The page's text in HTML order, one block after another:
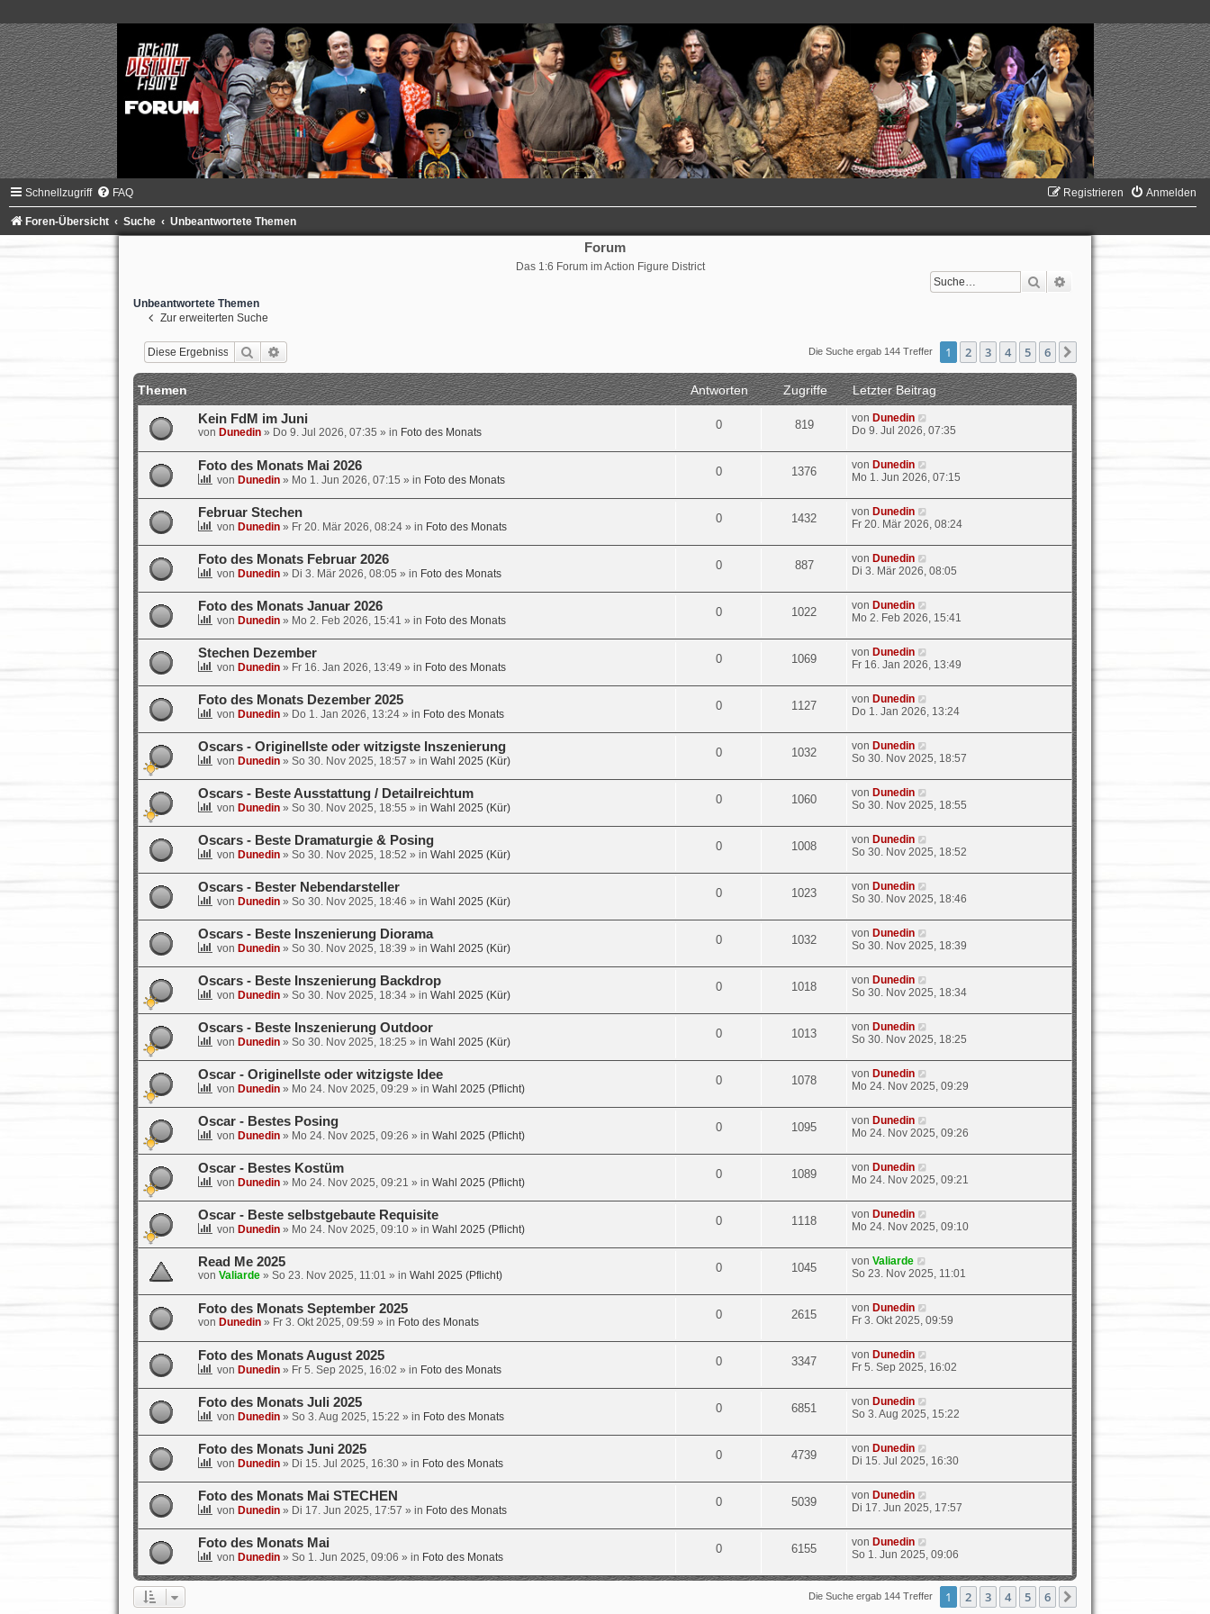
Schnellzugriff FAQ Anmelden
Registrieren
Foren-Übersicht Suche Unbeantwortete Themen
Forum
Das 1:6 Forum im Action Figure District
Suche
Unbeantwortete Themen
Zur erweiterten Suche
Suche Die Suche ergab 144 Treffer 1 2 3 4 5 6
Themen Antworten Zugriffe
Letzter Beitrag
Kein FdM im Juni
von Dunedin» Do 9. Jul 2026, 07:35 » in Foto des Monats
0 819 von Dunedin
Do 9. Jul 2026, 07:35
Foto des Monats Mai 2026
von Dunedin» Mo 1. Jun 2026, 07:15 » in Foto des Monats
0 1376 von Dunedin
Mo 1. Jun 2026, 07:15
Februar Stechen
von Dunedin» Fr 20. Mär 2026, 08:24» in Foto des Monats
0 1432 von Dunedin
Fr 20. Mär 2026, 08:24
Foto des Monats Februar 2026
von Dunedin» Di 3. Mär 2026, 08:05 » in Foto des Monats
0 887 von Dunedin
Di 3. Mär 2026, 08:05
Foto des Monats Januar 2026
von Dunedin» Mo 2. Feb 2026, 15:41 » in Foto des Monats
0 1022 von Dunedin
Mo 2. Feb 2026, 15:41
Stechen Dezember
von Dunedin» Fr 16. Jan 2026, 13:49 » in Foto des Monats
0 1069 von Dunedin
Fr 16. Jan 2026, 13:49
Foto des Monats Dezember 2025
von Dunedin» Do 1. Jan 2026, 13:24» in Foto des Monats
0 1127 von Dunedin
Do 1. Jan 2026, 13:24
Oscars - Originellste oder witzigste Inszenierung
von Dunedin» So 30. Nov 2025, 18:57 » in Wahl 2025 (Kür)
0 1032 von Dunedin
So 30. Nov 2025, 18:57
Oscars - Beste Ausstattung / Detailreichtum
von Dunedin» So 30. Nov 2025, 18:55 » in Wahl 2025 (Kür)
0 1060 von Dunedin
So 30. Nov 2025, 18:55
Oscars - Beste Dramaturgie & Posing
von Dunedin» So 30. Nov 2025, 18:52 » in Wahl 2025 (Kür)
0 1008 von Dunedin
So 30. Nov 2025, 18:52
Oscars - Bester Nebendarsteller
von Dunedin» So 30. Nov 2025, 18:46 » in Wahl 2025 (Kür)
0 1023 von Dunedin
So 30. Nov 2025, 18:46
Oscars - Beste Inszenierung Diorama
von Dunedin» So 30. Nov 2025, 18:39 » in Wahl 2025 (Kür)
0 1032 von Dunedin
So 30. Nov 2025, 18:39
Oscars - Beste Inszenierung Backdrop
von Dunedin» So 30. Nov 2025, 18:34» in Wahl 2025 (Kür)
0 1018 von Dunedin
So 30. Nov 2025, 18:34
Oscars - Beste Inszenierung Outdoor
von Dunedin» So 30. Nov 2025, 18:25 » in Wahl 2025 (Kür)
0 1013 von Dunedin
So 30. Nov 2025, 18:25
Oscar - Originellste oder witzigste Idee
von Dunedin» Mo 24. Nov 2025, 09:29 » in Wahl 2025 (Pflicht)
0 1078 von Dunedin
Mo 24. Nov 2025, 09:29
Oscar - Bestes Posing
von Dunedin» Mo 24. Nov 2025, 09:26 » in Wahl 2025 (Pflicht)
0 1095 von Dunedin
Mo 24. Nov 2025, 09:26
Oscar - Bestes Kostüm
von Dunedin» Mo 24. Nov 2025, 09:21 » in Wahl 2025 (Pflicht)
0 1089 von Dunedin
Mo 24. Nov 2025, 09:21
Oscar - Beste selbstgebaute Requisite
von Dunedin» Mo 24. Nov 2025, 09:10» in Wahl 2025 (Pflicht)
0 1118 von Dunedin
Mo 24. Nov 2025, 09:10
Read Me 2025
von Valiarde» So 23. Nov 2025, 11:01 » in Wahl 2025 (Pflicht)
0 1045 vonValiarde
So 23. Nov 2025, 11:01
Foto des Monats September 2025
von Dunedin» Fr 3. Okt 2025, 09:59 » in Foto des Monats
0 2615 von Dunedin
Fr 3. Okt 2025, 09:59
Foto des Monats August 2025
von Dunedin» Fr 5. Sep 2025, 16:02 » in Foto des Monats
0 3347 von Dunedin
Fr 5. Sep 2025, 16:02
Foto des Monats Juli 2025
von Dunedin» So 3. Aug 2025, 15:22 » in Foto des Monats
0 6851 von Dunedin
So 3. Aug 2025, 15:22
Foto des Monats Juni 2025
von Dunedin» Di 15. Jul 2025, 16:30» in Foto des Monats
0 4739 von Dunedin
Di 15. Jul 2025, 16:30
Foto des Monats Mai STECHEN
von Dunedin» Di 17. Jun 2025, 17:57 » in Foto des Monats
0 5039 von Dunedin
Di 17. Jun 2025, 17:57
Foto des Monats Mai
von Dunedin» So 1. Jun 2025, 09:06 » in Foto des Monats
0 6155 von Dunedin
So 1. Jun 2025, 09:06
Die Suche ergab 144 Treffer 1 2 3 4 5 6